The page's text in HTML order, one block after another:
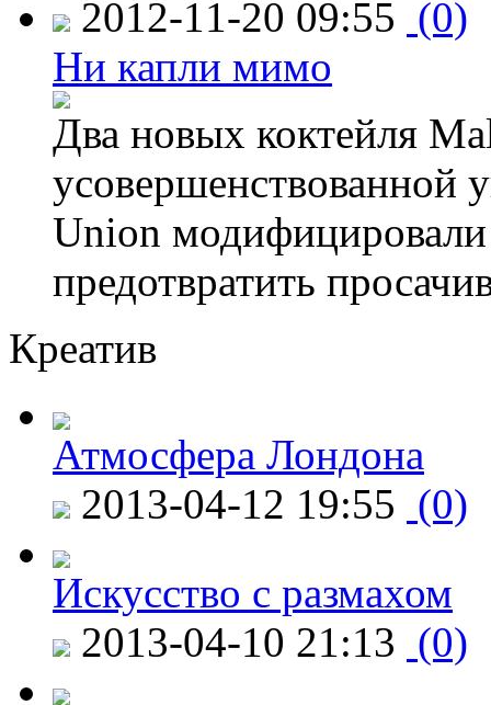
2012-11-20 09:55 (0)
Ни капли мимо
Два новых коктейля
усовершенствованной
Union модифицировали
предотвратить
Креатив
Атмосфера Лондона
2013-04-12 19:55 (0)
Искусство с размахом
2013-04-10 21:13 (0)